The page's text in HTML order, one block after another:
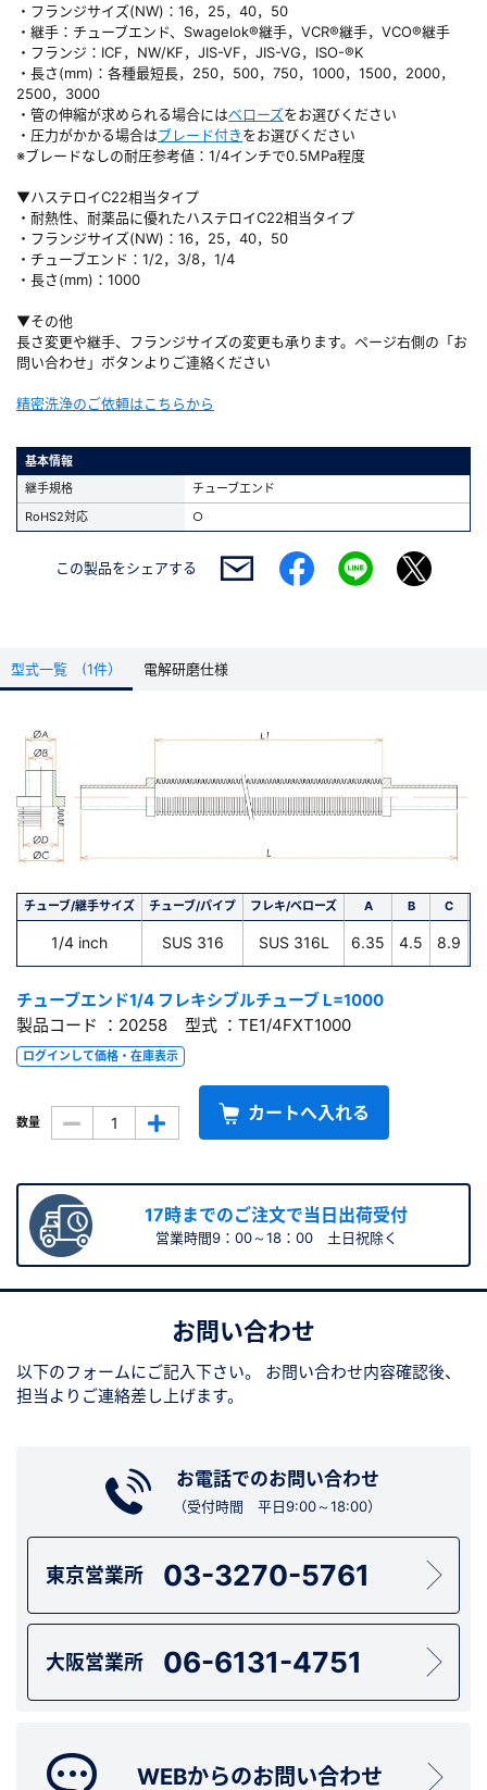
・フランジサイズ(NW)：16，25，40，50
・継手：チューブエンド、Swagelok®継手，VCR®継手，VCO®継手
・フランジ：ICF，NW/KF，JIS-VF，JIS-VG，ISO-®K
・長さ(mm)：各種最短長，250，500，750，1000，1500，2000，
2500，3000
・管の伸縮が求められる場合にはベローズをお選びください
・圧力がかかる場合はブレード付きをお選びください
※ブレードなしの耐圧参考値：1/4インチで0.5MPa程度
▼ハステロイC22相当タイプ
・耐熱性、耐薬品に優れたハステロイC22相当タイプ
・フランジサイズ(NW)：16，25，40，50
・チューブエンド：1/2，3/8，1/4
・長さ(mm)：1000
▼その他
長さ変更や継手、フランジサイズの変更も承ります。ページ右側の「お
問い合わせ」ボタンよりご連絡ください
精密洗浄のご依頼はこちらから
基本情報
継手規格
チューブエンド
RoHS2対応
○
この製品をシェアする
型式一覧 (1件） 電解研磨仕様
チューブ/継手サイズ チューブ/パイプ フレキ/ベローズ A B C
1/4 inch SUS 316 SUS 316L 6.35 4.5 8.9
チューブエンド1/4 フレキシブルチューブ L=1000
製品コード ：20258 型式 ：TE1/4FXT1000
ログインして価格・在庫表示
数量 カートへ入れる
17時までのご注文で当日出荷受付
営業時間9：00～18：00 土日祝除く
お問い合わせ
以下のフォームにご記入下さい。
お問い合わせ内容確認後、
担当よりご連絡差し上げます。
お電話でのお問い合わせ
（受付時間 平日9:00～18:00）
東京営業所 03-3270-5761
大阪営業所 06-6131-4751
WEBからのお問い合わせ